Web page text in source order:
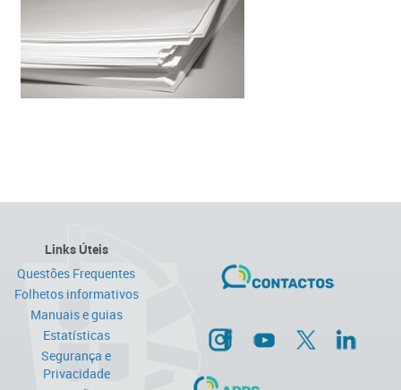
Links Úteis
Questões Frequentes
Folhetos informativos
Manuais e guias
Estatísticas
Segurança e
Privacidade